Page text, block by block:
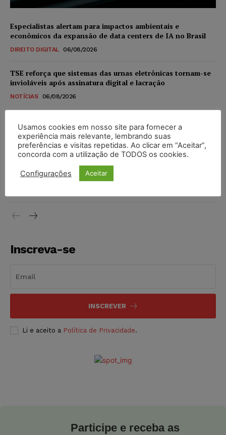
Especialistas alertam para impactos ambientais e
econômicos da expansão de data centers de IA no Brasil
DIREITO DIGITAL 06/08/2026
TSE reforça que sistemas das urnas eletrônicas tornam-se
invioláveis após assinatura digital e lacração
NOTÍCIAS 06/08/2026
proibição dos jogos de azar no Brasil
NOTÍCIAS 06/08/2026
Projeto proíbe venda de vapes para nascidos a partir de
2009
Inscreva-se
INSCREVER
Li e aceito a Política de Privacidade.
Participe e receba as
Usamos cookies em nosso site para fornecer a
experiência mais relevante, lembrando suas
preferências e visitas repetidas. Ao clicar em “Aceitar”,
concorda com a utilização de TODOS os cookies.
Configurações Aceitar